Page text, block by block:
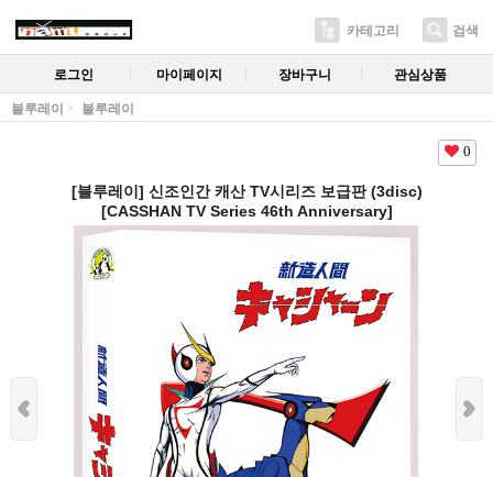
카테고리 검색
로그인 마이페이지 장바구니 관심상품
블루레이 블루레이
0
[블루레이] 신조인간 캐산 TV시리즈 보급판 (3disc)
[CASSHAN TV Series 46th Anniversary]